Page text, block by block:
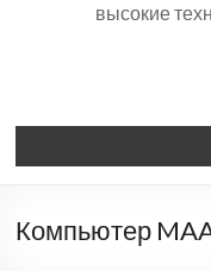
высокие
Компьютер